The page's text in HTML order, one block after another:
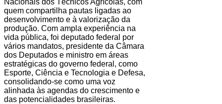
quem compartilha pautas ligadas ao
desenvolvimento e à valorização da
produção. Com ampla experiência na
vida pública, foi deputado federal por
vários mandatos, presidente da Câmara
dos Deputados e ministro em áreas
estratégicas do governo federal, como
Esporte, Ciência e Tecnologia e Defesa,
consolidando-se como uma voz
alinhada às agendas do crescimento e
das potencialidades brasileiras.